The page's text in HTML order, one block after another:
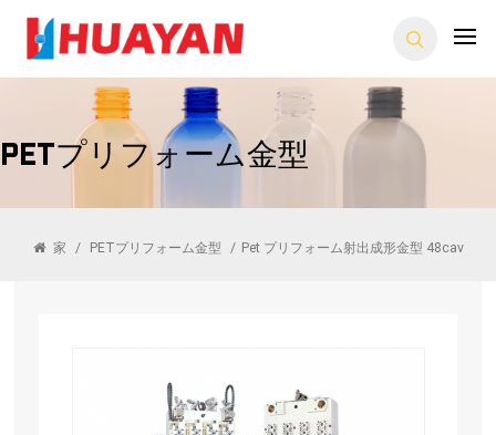
PETプリフォーム金型
家 / PETプリフォーム金型 / Pet プリフォーム射出成形金型 48cav